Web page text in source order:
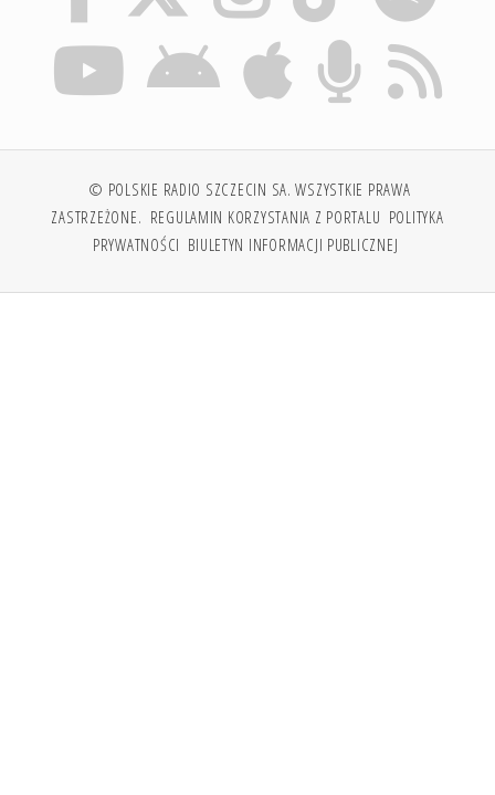
© POLSKIE RADIO SZCZECIN SA. WSZYSTKIE PRAWA
ZASTRZEŻONE. REGULAMIN KORZYSTANIA Z PORTALU POLITYKA
PRYWATNOŚCI BIULETYN INFORMACJI PUBLICZNEJ